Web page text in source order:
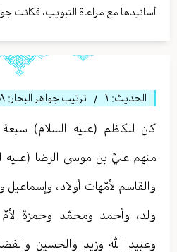
أسانيدها مع مراعاة التبويب، فكانت
الحديث: ١ / ترتيب جواهر البحار:
كان للكاظم (عليه السلام) سبعة
منهم عليّ بن موسى الرضا (عليه
والقاسم لأمّهات أولاد،
ولد، وأحمد ومحمّد وحمزة لأمّ
وعبيد الله وزيد والحسين